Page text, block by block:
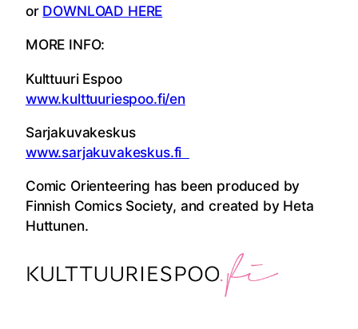
or DOWNLOAD HERE
MORE INFO:
Kulttuuri Espoo
www.kulttuuriespoo.fi/en
Sarjakuvakeskus
www.sarjakuvakeskus.fi
Comic Orienteering has been produced by
Finnish Comics Society, and created by Heta
Huttunen.